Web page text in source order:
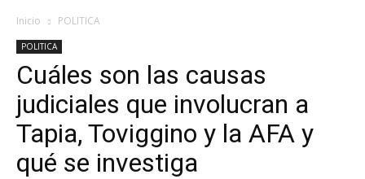
Inicio POLITICA
POLITICA
Cuáles son las causas
judiciales que involucran a
Tapia, Toviggino y la AFA y
qué se investiga